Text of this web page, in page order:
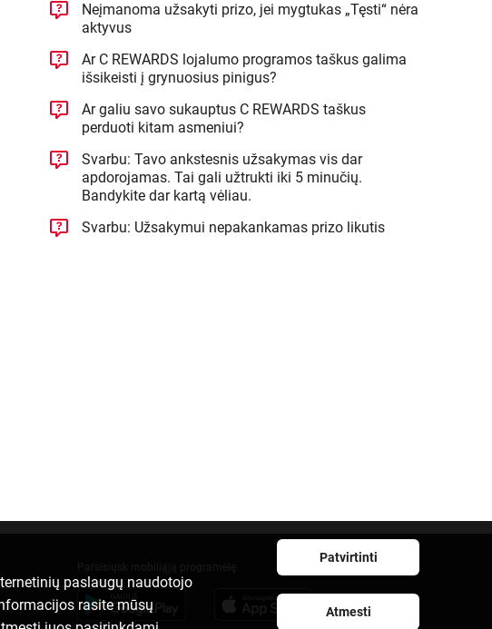
Neįmanoma užsakyti prizo, jei mygtukas „Tęsti“ nėra
aktyvus
Ar C REWARDS lojalumo programos taškus galima
išsikeisti į grynuosius pinigus?
Ar galiu savo sukauptus C REWARDS taškus
perduoti kitam asmeniui?
Svarbu: Tavo ankstesnis užsakymas vis dar
apdorojamas. Tai gali užtrukti iki 5 minučių.
Bandykite dar kartą vėliau.
Svarbu: Užsakymui nepakankamas prizo likutis
paslaugų naudotojo
rasite mūsų
Patvirtinti
Atmesti